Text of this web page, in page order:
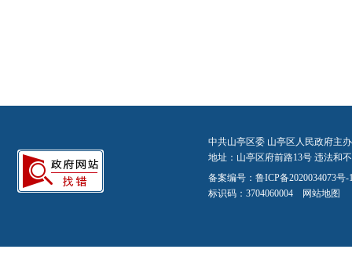
中共山亭区委 山亭区人民政府主
地址：山亭区府前路13号 违法和
备案编号： 鲁ICP备2020034073号-
标识码：3704060004 网站地图